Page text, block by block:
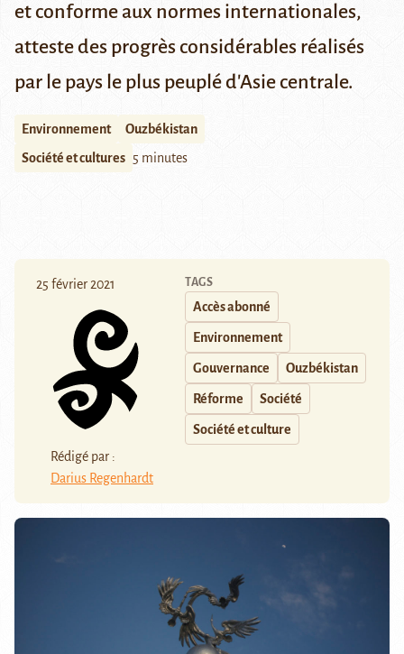
et conforme aux normes internationales,
atteste des progrès considérables réalisés
par le pays le plus peuplé d'Asie centrale.
Environnement
Ouzbékistan
Société et cultures 5 minutes
25 février 2021
Rédigé par :
Darius Regenhardt
TAGS
Accès abonné
Environnement
Gouvernance Ouzbékistan
Réforme Société
Société et culture